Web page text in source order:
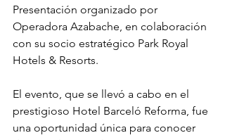
Presentación organizado por
Operadora Azabache, en colaboración
con su socio estratégico Park Royal
Hotels & Resorts.
El evento, que se llevó a cabo en el
prestigioso Hotel Barceló Reforma, fue
una oportunidad única para conocer